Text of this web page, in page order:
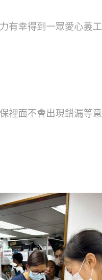
有幸得到一眾愛心義工
裡面不會出現錯漏等意